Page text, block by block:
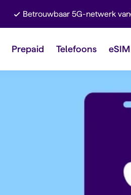
Betrouwbaar 5G-netwerk van
Prepaid Telefoons eSIM